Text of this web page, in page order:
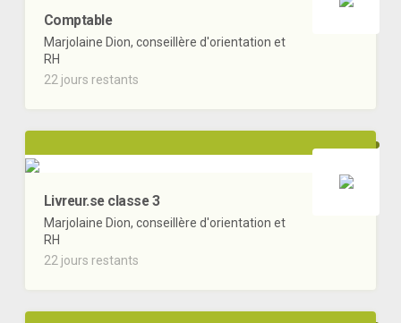
Comptable
Marjolaine Dion, conseillère d'orientation et
RH
22 jours restants
Livreur.se classe 3
Marjolaine Dion, conseillère d'orientation et
RH
22 jours restants